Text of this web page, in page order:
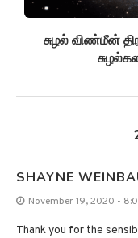
சுழல் விண்மீன்
SHAYNE
November 19, 2020 -
Thank you for the